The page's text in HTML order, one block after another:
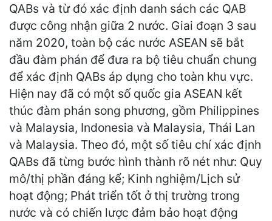
QABs và từ đó xác định danh sách các QAB
được công nhận giữa 2 nước. Giai đoạn 3 sau
năm 2020, toàn bộ các nước ASEAN sẽ bắt
đầu đàm phán để đưa ra bộ tiêu chuẩn chung
để xác định QABs áp dụng cho toàn khu vực.
Hiện nay đã có một số quốc gia ASEAN kết
thúc đàm phán song phương, gồm Philippines
và Malaysia, Indonesia và Malaysia, Thái Lan
và Malaysia. Theo đó, một số tiêu chí xác định
QABs đã từng bước hình thành rõ nét như: Quy
mô/thị phần đáng kể; Kinh nghiệm/Lịch sử
hoạt động; Phát triển tốt ở thị trường trong
nước và có chiến lược đảm bảo hoạt động